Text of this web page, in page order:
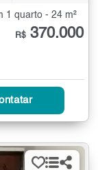
1 quarto - 24 m²
R$ 370.000